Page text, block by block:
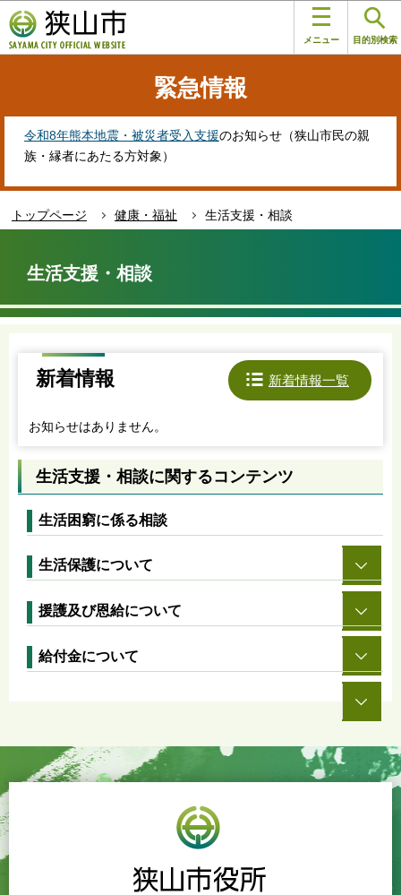
の
ペ
す
メニュー 目的別検索
緊急情報
令和8年熊本地震・被災者受入支援のお知らせ（狭山市民の親
族・縁者にあたる方対象）
トップページ 健康・福祉
生活支援・相談
か
生活支援・相談
新着情報 新着情報一覧
お知らせはありません。
生活支援・相談に関するコンテンツ
生活困窮に係る相談
生活保護について
援護及び恩給について
給付金について